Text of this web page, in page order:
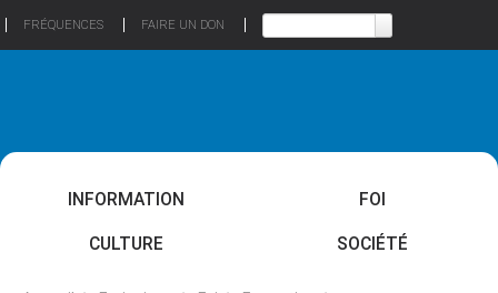
FRÉQUENCES FAIRE UN DON
INFORMATION FOI
CULTURE SOCIÉTÉ